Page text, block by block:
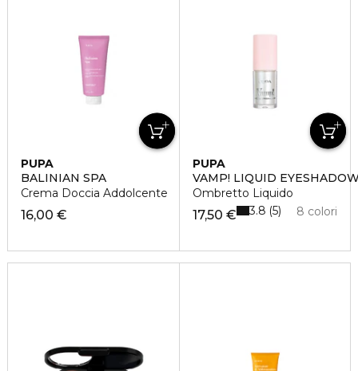
PUPA
BALINIAN SPA
Crema Doccia Addolcente
16,00 €
PUPA
VAMP! LIQUID
Ombretto Liquido
17,50 € 8 colori
3.8 5